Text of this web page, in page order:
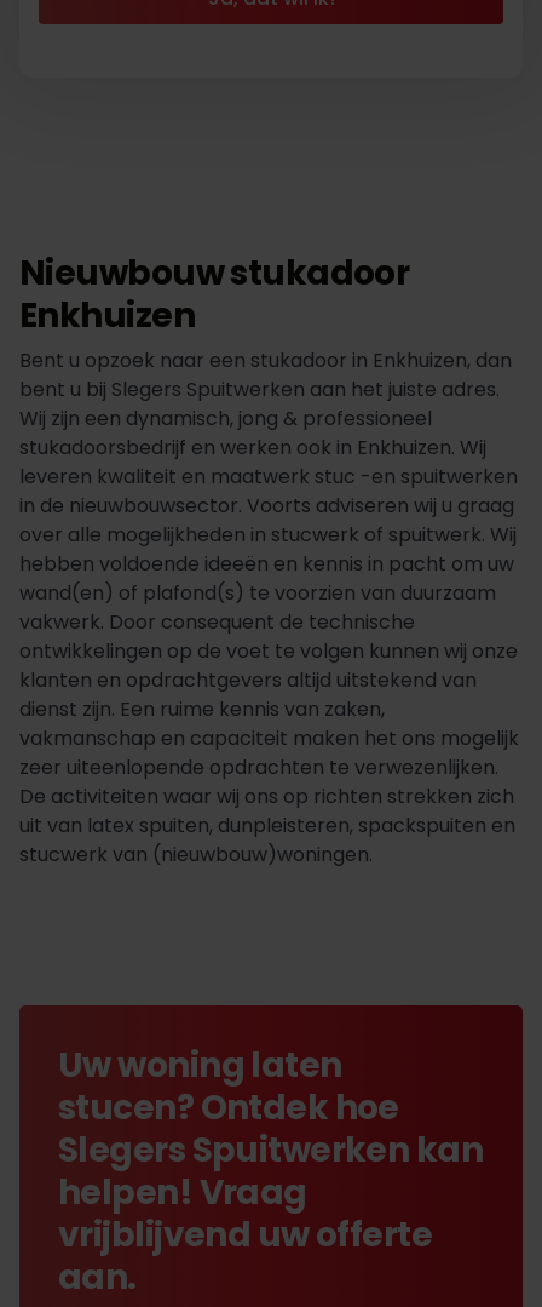
Nieuwbouw stukadoor
Enkhuizen
Bent u opzoek naar een stukadoor in Enkhuizen, dan
bent u bij Slegers Spuitwerken aan het juiste adres.
Wij zijn een dynamisch, jong & professioneel
stukadoorsbedrijf en werken ook in Enkhuizen. Wij
leveren kwaliteit en maatwerk stuc -en spuitwerken
in de nieuwbouwsector. Voorts adviseren wij u graag
over alle mogelijkheden in stucwerk of spuitwerk. Wij
hebben voldoende ideeën en kennis in pacht om uw
wand(en) of plafond(s) te voorzien van duurzaam
vakwerk. Door consequent de technische
ontwikkelingen op de voet te volgen kunnen wij onze
klanten en opdrachtgevers altijd uitstekend van
dienst zijn. Een ruime kennis van zaken,
vakmanschap en capaciteit maken het ons mogelijk
zeer uiteenlopende opdrachten te verwezenlijken.
De activiteiten waar wij ons op richten strekken zich
uit van latex spuiten, dunpleisteren, spackspuiten en
stucwerk van (nieuwbouw)woningen.
Uw woning laten
stucen? Ontdek hoe
Slegers Spuitwerken kan
helpen! Vraag
vrijblijvend uw offerte
aan.